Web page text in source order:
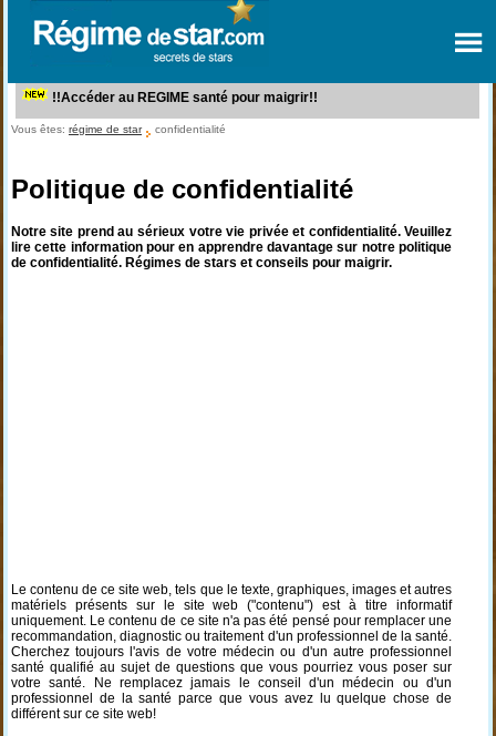
!!Accéder au REGIME santé pour maigrir!!
Vous êtes: régime de star confidentialité
Politique de confidentialité
Notre site prend au sérieux votre vie privée et confidentialité. Veuillez
lire cette information pour en apprendre davantage sur notre politique
de confidentialité. Régimes de stars et conseils pour maigrir.
Le contenu de ce site web, tels que le texte, graphiques, images et autres
matériels présents sur le site web ("contenu") est à titre informatif
uniquement. Le contenu de ce site n'a pas été pensé pour remplacer une
recommandation, diagnostic ou traitement d'un professionnel de la santé.
Cherchez toujours l'avis de votre médecin ou d'un autre professionnel
santé qualifié au sujet de questions que vous pourriez vous poser sur
votre santé. Ne remplacez jamais le conseil d'un médecin ou d'un
professionnel de la santé parce que vous avez lu quelque chose de
différent sur ce site web!